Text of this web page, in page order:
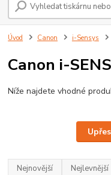
Úvod Canon i-Sensys
Canon i-
Níže najdete vhodné
Nejnovější Nejlevnější